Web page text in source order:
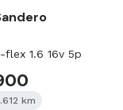
flex 1.6 16v 5p
km